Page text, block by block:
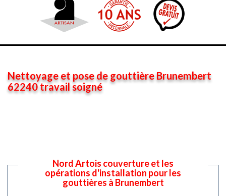
Nettoyage et pose de gouttière Brunembert
62240 travail soigné
Nord Artois couverture et les
opérations d'installation pour les
gouttières à Brunembert